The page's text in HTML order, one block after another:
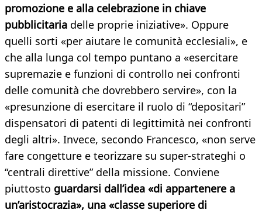
promozione e alla celebrazione in chiave
pubblicitaria delle proprie iniziative». Oppure
quelli sorti «per aiutare le comunità ecclesiali», e
che alla lunga col tempo puntano a «esercitare
supremazie e funzioni di controllo nei confronti
delle comunità che dovrebbero servire», con la
«presunzione di esercitare il ruolo di “depositari”
dispensatori di patenti di legittimità nei confronti
degli altri». Invece, secondo Francesco, «non serve
fare congetture e teorizzare su super-strateghi o
“centrali direttive” della missione. Conviene
piuttosto guardarsi dall’idea «di appartenere a
un’aristocrazia», una «classe superiore di